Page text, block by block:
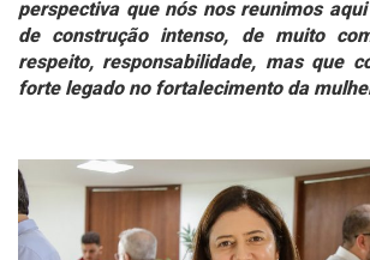
perspectiva que nós nos reunimos
de construção intenso, de muito
respeito, responsabilidade, mas que
forte legado no fortalecimento da